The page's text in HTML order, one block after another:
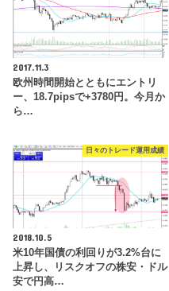
2017.11.3
欧州時間開始とともにエントリ
ー、18.7pipsで+3780円。今月か
ら…
日々のトレード運用成績
2018.10.5
米10年国債の利回りが3.2%台に
上昇し、リスクオフの株安・ドル
安で円高…